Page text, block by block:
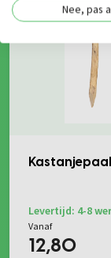
Levertijd: 4-8
Vanaf
12,80
Nee, pas